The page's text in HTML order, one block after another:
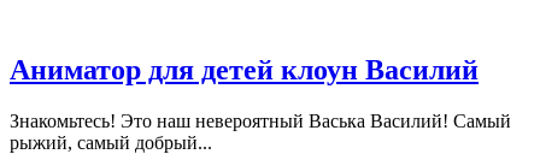
Аниматор для детей клоун Василий
Знакомьтесь! Это наш невероятный Васька Василий! Самый
рыжий, самый добрый...